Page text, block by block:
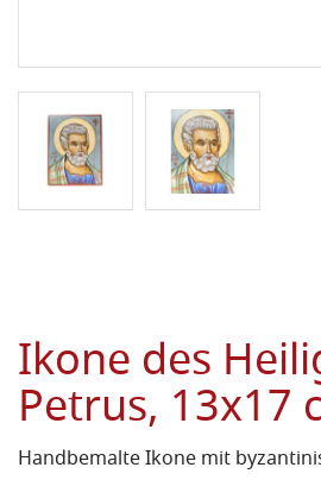
Ikone des
Petrus, 13x17
Handbemalte Ikone mit